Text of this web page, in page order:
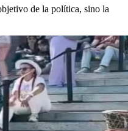
de la política, sino la